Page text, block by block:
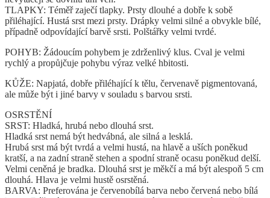
TLAPKY: Téměř zaječí tlapky. Prsty dlouhé a dobře k sobě
přiléhající. Hustá srst mezi prsty. Drápky velmi silné a obvykle bílé,
případně odpovídající barvě srsti. Polštářky velmi tvrdé.
POHYB: Žádoucím pohybem je zdrženlivý klus. Cval je velmi
rychlý a propůjčuje pohybu výraz velké hbitosti.
KŮŽE: Napjatá, dobře přiléhající k tělu, červenavě pigmentovaná,
ale může být i jiné barvy v souladu s barvou srsti.
OSRSTĚNÍ
SRST: Hladká, hrubá nebo dlouhá srst.
Hladká srst nemá být hedvábná, ale silná a lesklá.
Hrubá srst má být tvrdá a velmi hustá, na hlavě a uších poněkud
kratší, a na zadní straně stehen a spodní straně ocasu poněkud delší.
Velmi ceněná je bradka. Dlouhá srst je měkčí a má být alespoň 5 cm
dlouhá. Hlava je velmi hustě osrstěná.
BARVA: Preferována je červenobílá barva nebo červená nebo bílá